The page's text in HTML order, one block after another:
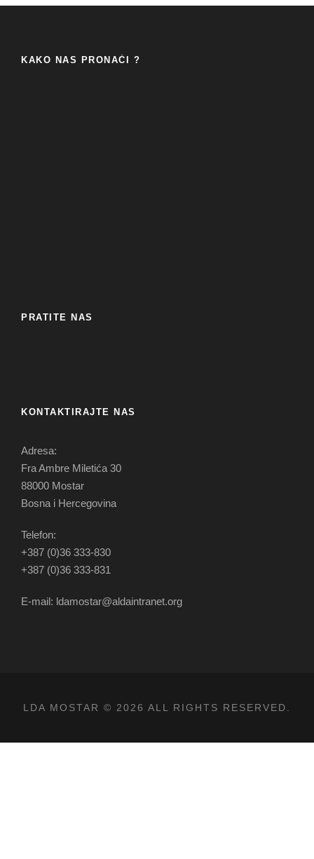
KAKO NAS PRONAĆI ?
PRATITE NAS
KONTAKTIRAJTE NAS
Adresa:
Fra Ambre Miletića 30
88000 Mostar
Bosna i Hercegovina
Telefon:
+387 (0)36 333-830
+387 (0)36 333-831
E-mail: ldamostar@aldaintranet.org
LDA MOSTAR © 2026 ALL RIGHTS RESERVED.